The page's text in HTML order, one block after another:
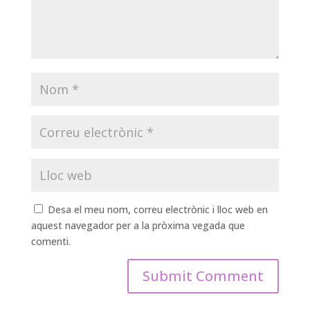
Desa el meu nom, correu electrònic i lloc web en
aquest navegador per a la pròxima vegada que
comenti.